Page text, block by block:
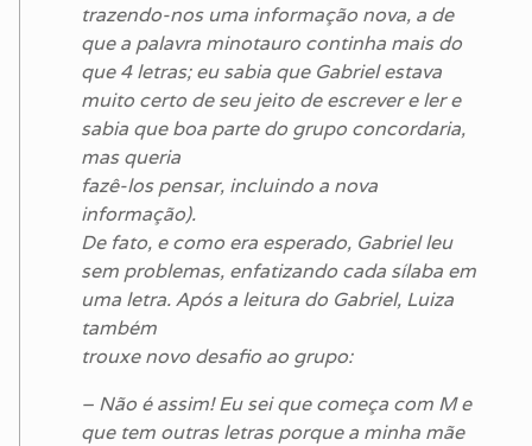
trazendo-nos uma informação nova, a de
que a palavra minotauro continha mais do
que 4 letras; eu sabia que Gabriel estava
muito certo de seu jeito de escrever e ler e
sabia que boa parte do grupo concordaria,
mas queria
fazê-los pensar, incluindo a nova
informação).
De fato, e como era esperado, Gabriel leu
sem problemas, enfatizando cada sílaba em
uma letra. Após a leitura do Gabriel, Luiza
também
trouxe novo desafio ao grupo:
– Não é assim! Eu sei que começa com M e
que tem outras letras porque a minha mãe